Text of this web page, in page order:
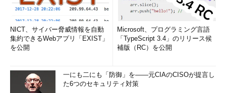
NICT、サイバー脅威情報を自動
集約できるWebアプリ「EXIST」
を公開
Microsoft、プログラミング言語
「TypeScript 3.4」のリリース候
補版（RC）を公開
一にも二にも「防御」を――元CIAのCISOが提言し
た6つのセキュリティ対策